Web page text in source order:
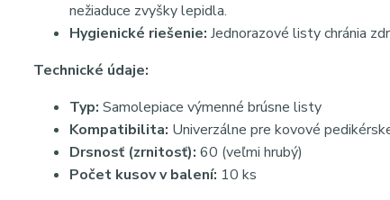
nežiaduce zvyšky lepidla.
Hygienické riešenie: Jednorazové listy chránia
Technické údaje:
Typ: Samolepiace výmenné brúsne listy
Kompatibilita: Univerzálne pre kovové
Drsnosť (zrnitosť): 60 (veľmi hrubý)
Počet kusov v balení: 10 ks